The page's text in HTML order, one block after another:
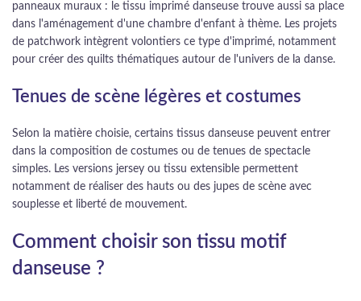
panneaux muraux : le tissu imprimé danseuse trouve aussi sa place
dans l'aménagement d'une chambre d'enfant à thème. Les projets
de patchwork intègrent volontiers ce type d'imprimé, notamment
pour créer des quilts thématiques autour de l'univers de la danse.
Tenues de scène légères et costumes
Selon la matière choisie, certains tissus danseuse peuvent entrer
dans la composition de costumes ou de tenues de spectacle
simples. Les versions jersey ou tissu extensible permettent
notamment de réaliser des hauts ou des jupes de scène avec
souplesse et liberté de mouvement.
Comment choisir son tissu motif
danseuse ?